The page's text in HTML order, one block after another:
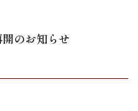
のお知らせ